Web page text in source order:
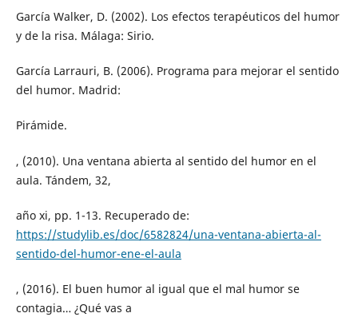
García Walker, D. (2002). Los efectos terapéuticos del humor
y de la risa. Málaga: Sirio.
García Larrauri, B. (2006). Programa para mejorar el sentido
del humor. Madrid:
Pirámide.
, (2010). Una ventana abierta al sentido del humor en el
aula. Tándem, 32,
año xi, pp. 1-13. Recuperado de:
https://studylib.es/doc/6582824/una-ventana-abierta-al-
sentido-del-humor-ene-el-aula
, (2016). El buen humor al igual que el mal humor se
contagia… ¿Qué vas a